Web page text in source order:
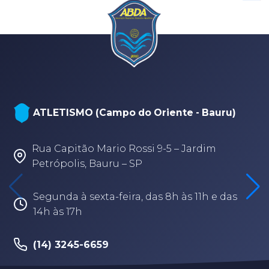
ATLETISMO (Campo do Oriente - Bauru)
Rua Capitão Mario Rossi 9-5 – Jardim
Petrópolis, Bauru – SP
Segunda à sexta-feira, das 8h às 11h e das
14h às 17h
(14) 3245-6659